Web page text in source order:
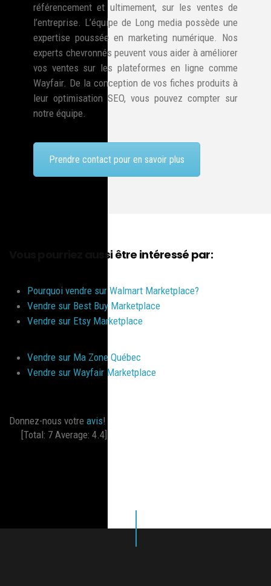
référencement et ultimement, sur les ventes de
l’entreprise. L’équipe de Long media possède une
expertise poussée en marketing numérique. Nos
experts chevronnés peuvent vous aider à améliorer
vos ventes sur les plateformes en ligne comme
Wayfair. De la conception de vos fiches produits à
leur optimisation SEO, vous pouvez compter sur
notre équipe.
Prendre contact pour en savoir plus
Vous pourriez aussi être intéressé par:
Pourquoi vendre sur Walmart Marketplace?
Vendre sur Best Buy Marketplace
Vendre sur Etsy Marketplace
Vendre sur Ma Zone Québec
Vendre sur Wayfair Marketplace
Donnez-nous votre avis!
[Total: 7 Average: 4.4